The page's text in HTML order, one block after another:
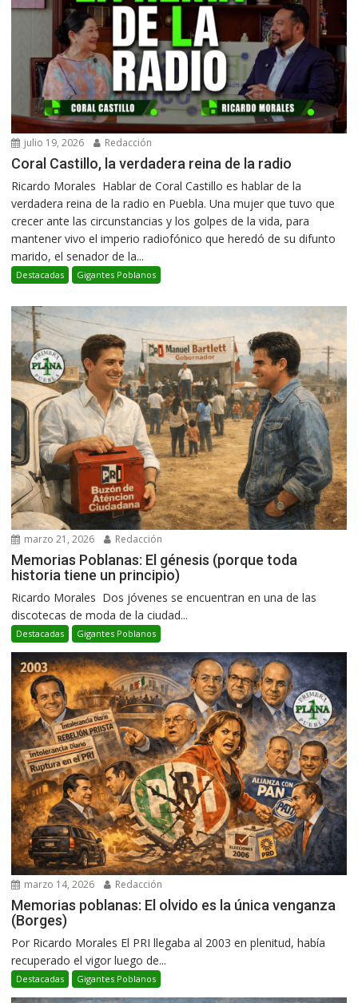
julio 19, 2026 Redacción
Coral Castillo, la verdadera reina de la radio
Ricardo Morales Hablar de Coral Castillo es hablar de la
verdadera reina de la radio en Puebla. Una mujer que tuvo que
crecer ante las circunstancias y los golpes de la vida, para
mantener vivo el imperio radiofónico que heredó de su difunto
marido, el senador de la...
Destacadas Gigantes Poblanos
marzo 21, 2026 Redacción
Memorias Poblanas: El génesis (porque toda
historia tiene un principio)
Ricardo Morales Dos jóvenes se encuentran en una de las
discotecas de moda de la ciudad...
Destacadas Gigantes Poblanos
marzo 14, 2026 Redacción
Memorias poblanas: El olvido es la única venganza
(Borges)
Por Ricardo Morales El PRI llegaba al 2003 en plenitud, había
recuperado el vigor luego de...
Destacadas Gigantes Poblanos